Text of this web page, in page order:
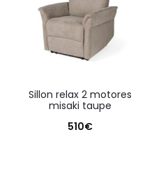
sillon relax 2 motores
misaki taupe
510€